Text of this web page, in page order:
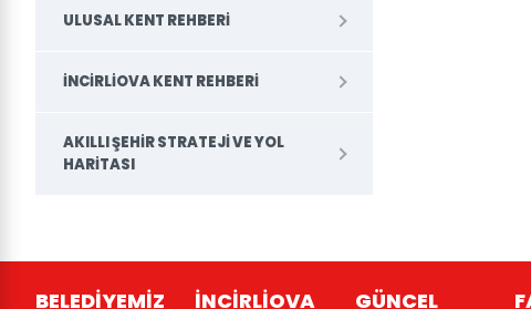
ULUSAL KENT REHBERI
İNCIRLIOVA KENT REHBERI
AKILLI ŞEHIR STRATEJI VE YOL
HARITASI
BELEDİYEMİZ İNCİRLİOVA GÜNCEL